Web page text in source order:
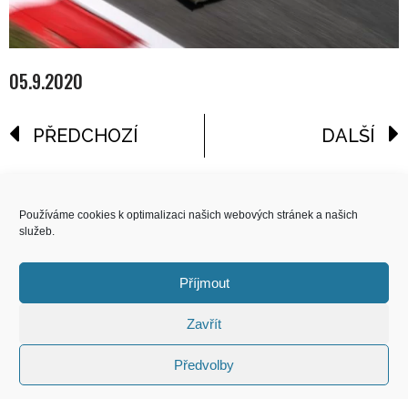
Používáme cookies k optimalizaci našich webových stránek a našich
služeb.
Příjmout
Zavřít
Předvolby
05.9.2020
PŘEDCHOZÍ DALŠÍ
COPYRIGHT
© 2026 Speed Limit,
All Rights Reserved